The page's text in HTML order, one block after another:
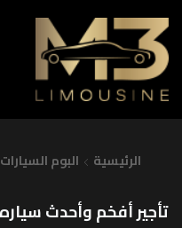
الرئيسية البوم السيارات